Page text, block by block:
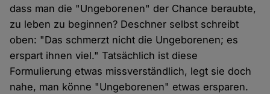
dass man die "Ungeborenen" der Chance beraubte,
zu leben zu beginnen? Deschner selbst schreibt
oben: "Das schmerzt nicht die Ungeborenen; es
erspart ihnen viel." Tatsächlich ist diese
Formulierung etwas missverständlich, legt sie doch
nahe, man könne "Ungeborenen" etwas ersparen.